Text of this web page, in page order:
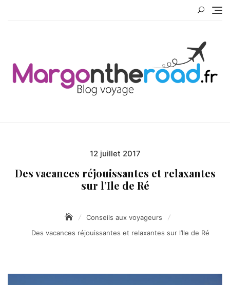
Posted
12 juillet 2017
Des vacances réjouissantes et relaxantes
sur l’Ile de Ré
Conseils aux voyageurs
Des vacances réjouissantes et relaxantes sur l’Ile de Ré